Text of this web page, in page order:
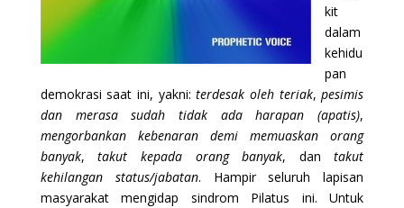
kit
dalam
kehidu
pan
demokrasi saat ini, yakni:terdesak oleh teriak,pesimis
dan merasa sudah tidak ada harapan (apatis),
mengorbankan kebenaran demi memuaskan orang
banyak,takut kepada orang banyak, dantakut
kehilangan status/jabatan. Hampir seluruh lapisan
masyarakat mengidap sindrom Pilatus ini. Untuk